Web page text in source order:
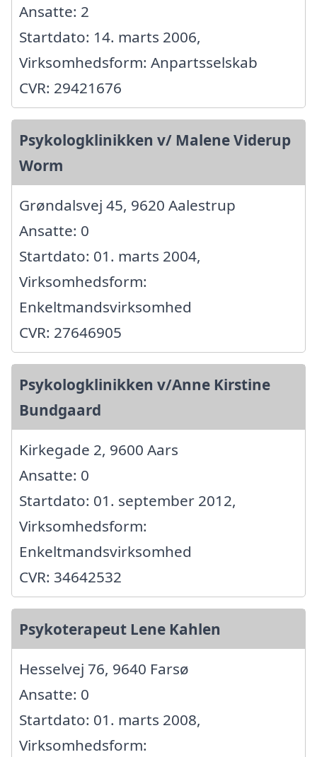
Ansatte: 2
Startdato: 14. marts 2006,
Virksomhedsform: Anpartsselskab
CVR: 29421676
Psykologklinikken v/ Malene Viderup
Worm
Grøndalsvej 45, 9620 Aalestrup
Ansatte: 0
Startdato: 01. marts 2004,
Virksomhedsform:
Enkeltmandsvirksomhed
CVR: 27646905
Psykologklinikken v/Anne Kirstine
Bundgaard
Kirkegade 2, 9600 Aars
Ansatte: 0
Startdato: 01. september 2012,
Virksomhedsform:
Enkeltmandsvirksomhed
CVR: 34642532
Psykoterapeut Lene Kahlen
Hesselvej 76, 9640 Farsø
Ansatte: 0
Startdato: 01. marts 2008,
Virksomhedsform: